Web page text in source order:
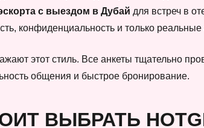
с выездом в Дубай для встреч в
конфиденциальность и только
этот стиль. Все анкеты тщательно
общения и быстрое бронирование.
ВЫБРАТЬ